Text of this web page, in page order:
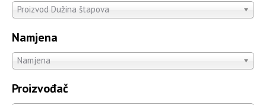
Proizvod Dužina štapova
Namjena
Namjena
Proizvođač